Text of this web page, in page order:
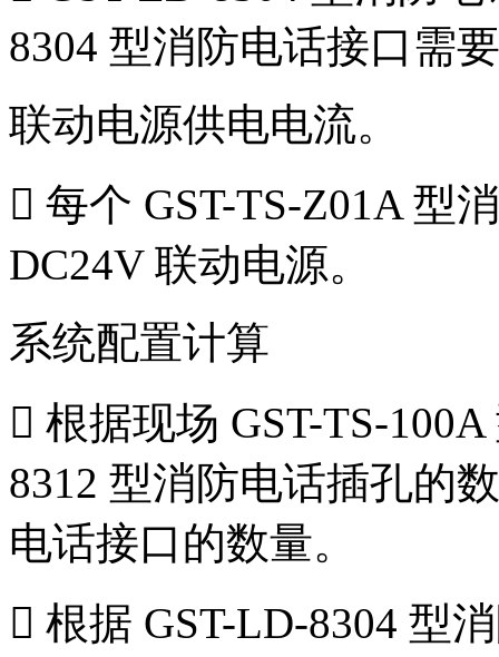
8304 型消防电话接口需
联动电源供电电流。
 每个 GST-TS-Z01A 型
DC24V 联动电源。
系统配置计算
 根据现场 GST-TS-
8312 型消防电话插孔的
电话接口的数量。
 根据 GST-LD-8304 型